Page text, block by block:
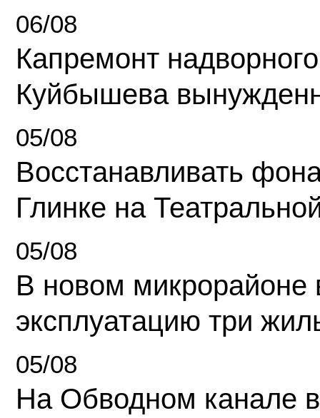
06/08
Капремонт
Куйбышева
05/08
Восстанавливать
Глинке на
05/08
В новом микрорайоне
эксплуатацию три
05/08
На Обводном канале